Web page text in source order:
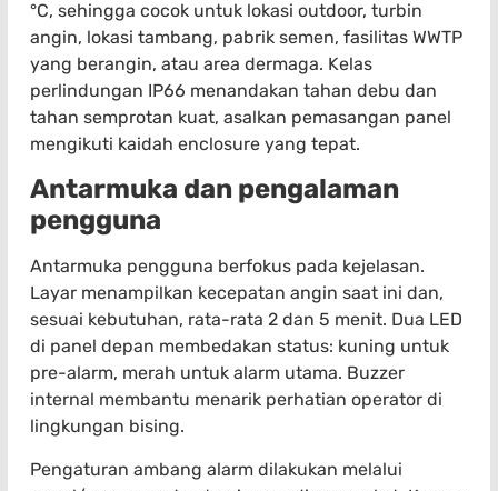
°C, sehingga cocok untuk lokasi outdoor, turbin
angin, lokasi tambang, pabrik semen, fasilitas WWTP
yang berangin, atau area dermaga. Kelas
perlindungan IP66 menandakan tahan debu dan
tahan semprotan kuat, asalkan pemasangan panel
mengikuti kaidah enclosure yang tepat.
Antarmuka dan pengalaman
pengguna
Antarmuka pengguna berfokus pada kejelasan.
Layar menampilkan kecepatan angin saat ini dan,
sesuai kebutuhan, rata-rata 2 dan 5 menit. Dua LED
di panel depan membedakan status: kuning untuk
pre-alarm, merah untuk alarm utama. Buzzer
internal membantu menarik perhatian operator di
lingkungan bising.
Pengaturan ambang alarm dilakukan melalui